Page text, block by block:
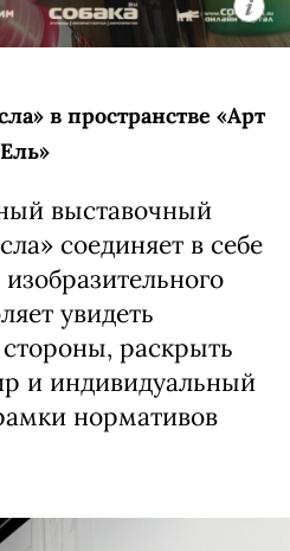
Ель»
выставочный
соединяет в себе
увидеть
раскрыть
и индивидуальный